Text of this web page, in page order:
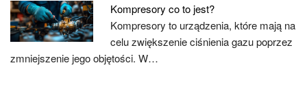
Kompresory co to jest?
Kompresory to urządzenia, które mają na
celu zwiększenie ciśnienia gazu poprzez
zmniejszenie jego objętości. W…